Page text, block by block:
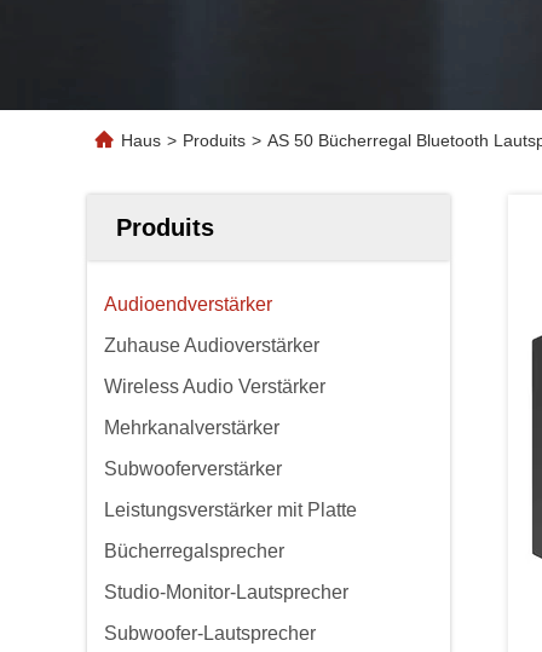
Haus > Produits > AS 50 Bücherregal Bluetooth
Produits
Audioendverstärker
Zuhause Audioverstärker
Wireless Audio Verstärker
Mehrkanalverstärker
Subwooferverstärker
Leistungsverstärker mit Platte
Bücherregalsprecher
Studio-Monitor-Lautsprecher
Subwoofer-Lautsprecher